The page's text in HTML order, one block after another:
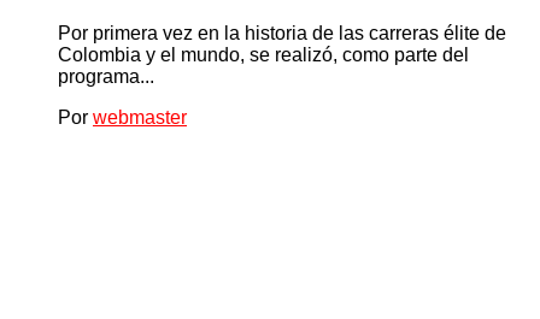
Por primera vez en la historia de las carreras élite de
Colombia y el mundo, se realizó, como parte del
programa...
Por webmaster